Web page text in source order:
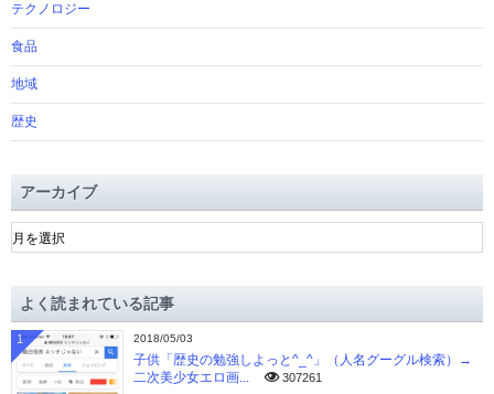
テクノロジー
食品
地域
歴史
アーカイブ
ア
ー
ブよく読まれている記事
2018/05/03
子供「歴史の勉強しよっと^_^」（人名グーグル検索）→
二次美少女エロ画...
307261
1